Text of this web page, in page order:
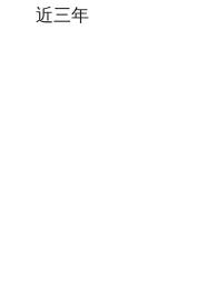
近三年